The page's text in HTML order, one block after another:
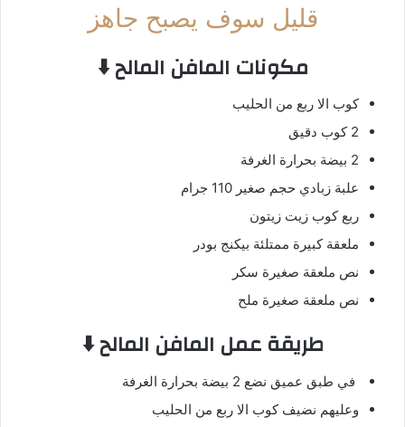
قليل سوف يصبح جاهز
مكونات المافن المالح ⬇️
كوب الا ربع من الحليب
2 كوب دقيق
2 بيضة بحرارة الغرفة
علبة زبادي حجم صغير 110 جرام
ربع كوب زيت زيتون
ملعقة كبيرة ممتلئة بيكنج بودر
نص ملعقة صغيرة سكر
نص ملعقة صغيرة ملح
طريقة عمل المافن المالح ⬇️
في طبق عميق نضع 2 بيضة بحرارة الغرفة
وعليهم نضيف كوب الا ربع من الحليب